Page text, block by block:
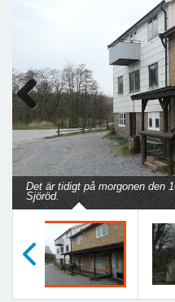
Det är tidigt på morgonen den
Sjöröd.
Previous